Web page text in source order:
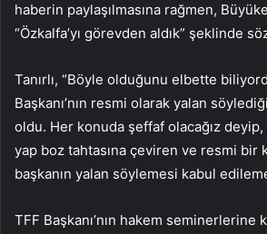
haberin paylaşılmasına rağmen,
“Özkalfa’yı görevden aldık” şeklinde
Tanırlı, “Böyle olduğunu elbette
Başkanı’nın resmi olarak yalan
oldu. Her konuda şeffaf olacağız
yap boz tahtasına çeviren ve resmi bir
başkanın yalan söylemesi kabul
TFF Başkanı’nın hakem seminerlerine